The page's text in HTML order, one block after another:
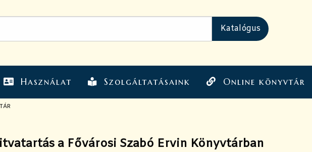
Használat Szolgáltatásaink Online könyvtár
a Fővárosi Szabó Ervin Könyvtárban